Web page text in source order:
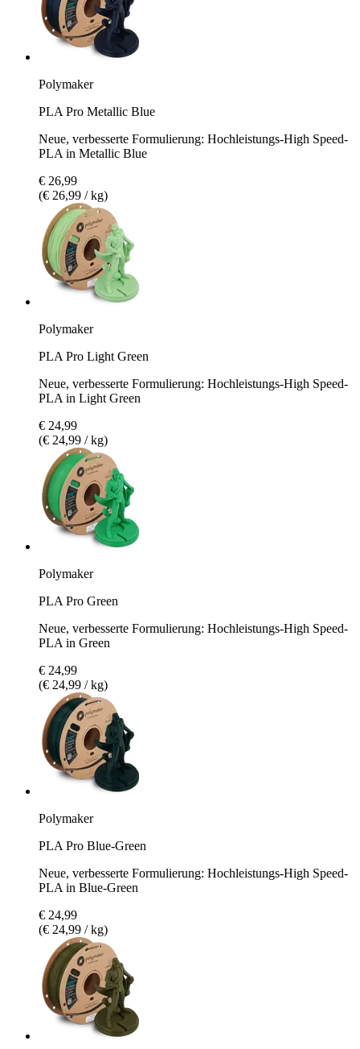
Polymaker
PLA Pro Metallic Blue
Neue, verbesserte Formulierung: Hochleistungs-High Speed-
PLA in Metallic Blue
€ 26,99
(€ 26,99 / kg)
Polymaker
PLA Pro Light Green
Neue, verbesserte Formulierung: Hochleistungs-High Speed-
PLA in Light Green
€ 24,99
(€ 24,99 / kg)
Polymaker
PLA Pro Green
Neue, verbesserte Formulierung: Hochleistungs-High Speed-
PLA in Green
€ 24,99
(€ 24,99 / kg)
Polymaker
PLA Pro Blue-Green
Neue, verbesserte Formulierung: Hochleistungs-High Speed-
PLA in Blue-Green
€ 24,99
(€ 24,99 / kg)